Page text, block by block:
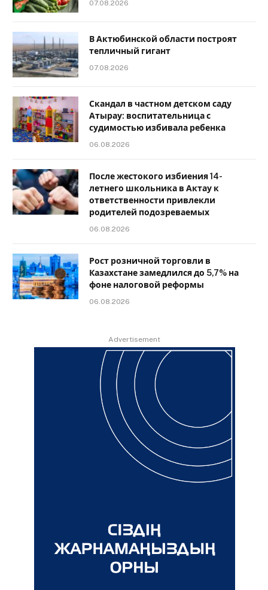
07.08.2026
В Актюбинской области построят
тепличный гигант
07.08.2026
Скандал в частном детском саду
Атырау: воспитательница с
судимостью избивала ребенка
06.08.2026
После жестокого избиения 14-
летнего школьника в Актау к
ответственности привлекли
родителей подозреваемых
06.08.2026
Рост розничной торговли в
Казахстане замедлился до 5,7% на
фоне налоговой реформы
06.08.2026
Advertisement